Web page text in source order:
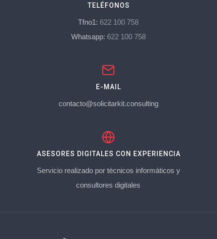
TELÉFONOS
Tfno1: 622 100 758
Whatsapp: 622 100 758
E-MAIL
contacto@solicitarkit.consulting
ASESORES DIGITALES CON EXPERIENCIA
Servicio realizado por técnicos informáticos y
consultores digitales